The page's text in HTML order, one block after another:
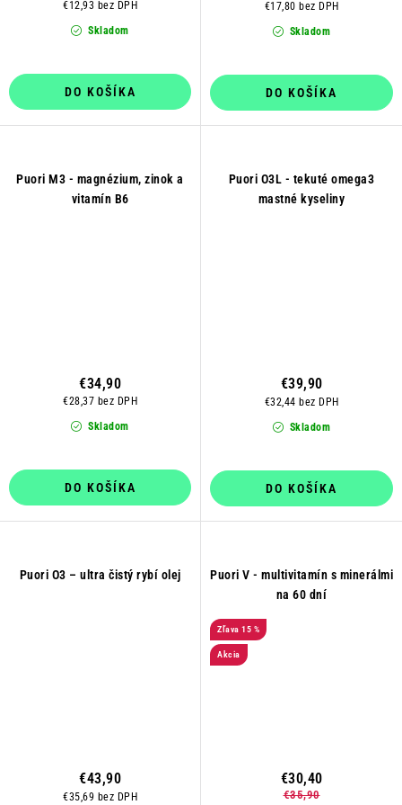
Skladom
€12,93 bez DPH
DO KOŠÍKA
Skladom
€17,80 bez DPH
DO KOŠÍKA
Puori M3 - magnézium, zinok a
vitamín B6
Skladom
€28,37 bez DPH
€34,90
DO KOŠÍKA
Puori O3L - tekuté omega3
mastné kyseliny
Skladom
€32,44 bez DPH
€39,90
DO KOŠÍKA
Puori O3 – ultra čistý rybí olej
€35,69 bez DPH
€43,90
Puori V - multivitamín s minerálmi
na 60 dní
15 %
Akcia
€30,40
€35,90